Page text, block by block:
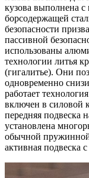
кузова выполнена
борсодержащей
безопасности
пассивной
использованы
технологии литья
(гигалитье). Они
одновременно
работает
включен в силовой
передняя подвеска
установлена
обычной пружинной
активная подвеска